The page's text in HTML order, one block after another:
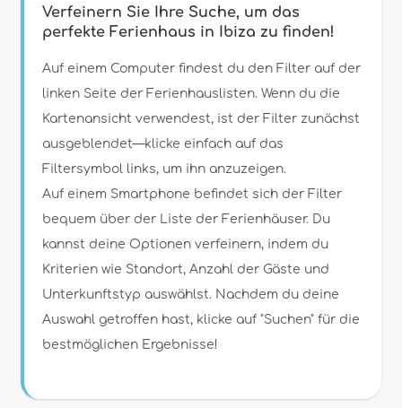
Art der Unterkunft
Personen
Schlafzimmer
Badezimmer
Verfeinern Sie Ihre Suche, um das
perfekte Ferienhaus in Ibiza zu finden!
Auf einem Computer findest du den Filter auf der
linken Seite der Ferienhauslisten. Wenn du die
Kartenansicht verwendest, ist der Filter zunächst
ausgeblendet—klicke einfach auf das
Filtersymbol links, um ihn anzuzeigen.
Auf einem Smartphone befindet sich der Filter
bequem über der Liste der Ferienhäuser. Du
kannst deine Optionen verfeinern, indem du
Kriterien wie Standort, Anzahl der Gäste und
Unterkunftstyp auswählst. Nachdem du deine
Auswahl getroffen hast, klicke auf "Suchen" für die
bestmöglichen Ergebnisse!